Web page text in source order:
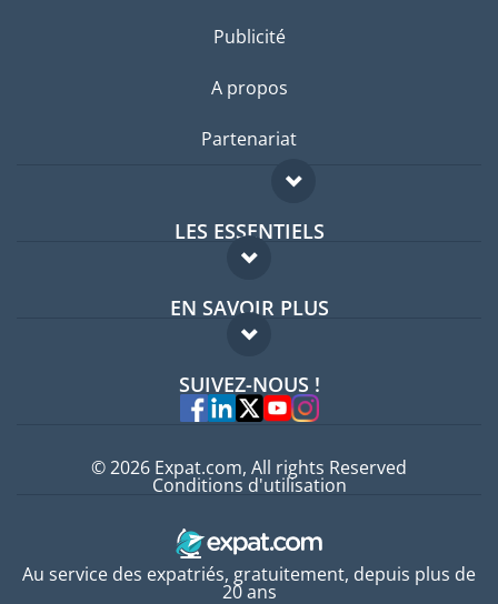
Publicité
A propos
Partenariat
LES ESSENTIELS
Forum expatriés
Guides pays
EN SAVOIR PLUS
FAQ
Experts
SUIVEZ-NOUS !
Au service des expatriés, gratuitement, depuis plus de
20 ans
© 2026 Expat.com, All rights Reserved
Conditions d'utilisation